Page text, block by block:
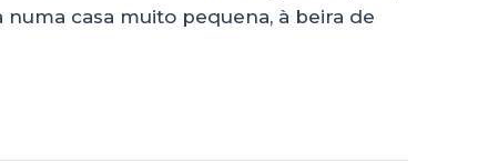
casa muito pequena, à beira de